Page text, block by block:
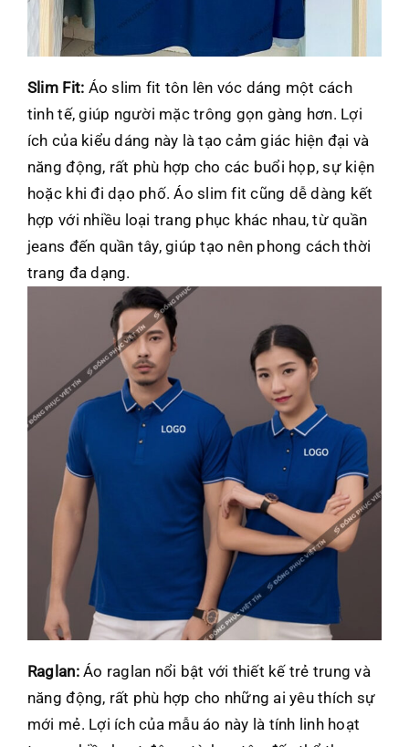
Slim Fit: Áo slim fit tôn lên vóc dáng một cách
tinh tế, giúp người mặc trông gọn gàng hơn. Lợi
ích của kiểu dáng này là tạo cảm giác hiện đại và
năng động, rất phù hợp cho các buổi họp, sự kiện
hoặc khi đi dạo phố. Áo slim fit cũng dễ dàng kết
hợp với nhiều loại trang phục khác nhau, từ quần
jeans đến quần tây, giúp tạo nên phong cách thời
trang đa dạng.
Raglan:Áo raglan nổi bật với thiết kế trẻ trung và
năng động, rất phù hợp cho những ai yêu thích sự
mới mẻ. Lợi ích của mẫu áo này là tính linh hoạt